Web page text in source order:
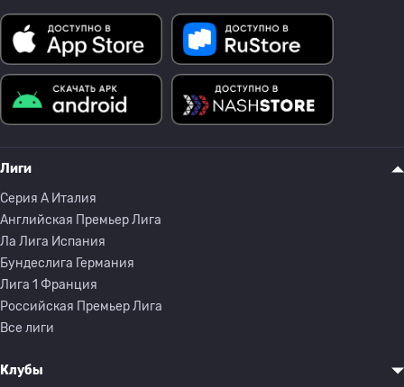
Лиги
Серия A Италия
Английская Премьер Лига
Ла Лига Испания
Бундеслига Германия
Лига 1 Франция
Российская Премьер Лига
Все лиги
Клубы